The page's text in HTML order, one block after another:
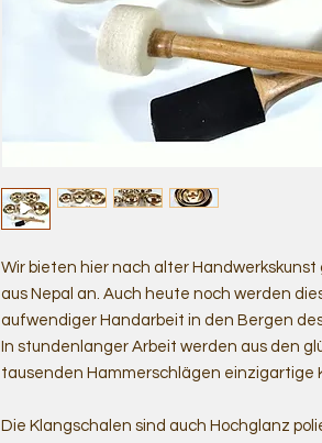
Wir bieten hier nach alter
aus Nepal an. Auch heute noch werden
aufwendiger Handarbeit in den Bergen
In stundenlanger Arbeit werden aus den
tausenden Hammerschlägen einzigartige
Die Klangschalen sind auch Hochglanz